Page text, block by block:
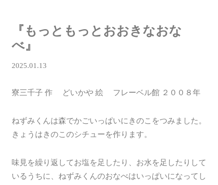
『もっともっとおおきなおな
べ』
2025.01.13
寮三千子 作 どいかや 絵 フレーベル館 ２００８年
ねずみくんは森でかごいっぱいにきのこをつみました。
きょうはきのこのシチューを作ります。
味見を繰り返してお塩を足したり、お水を足したりして
いるうちに、ねずみくんのおなべはいっぱいになってし